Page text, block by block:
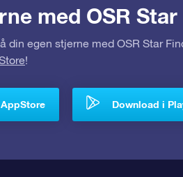
med OSR
din egen stjerne med OSR Star
!
Download i